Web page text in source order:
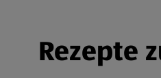
Rezepte